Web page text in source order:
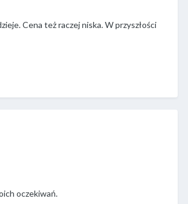
Cena też raczej niska. W przyszłości
oczekiwań.